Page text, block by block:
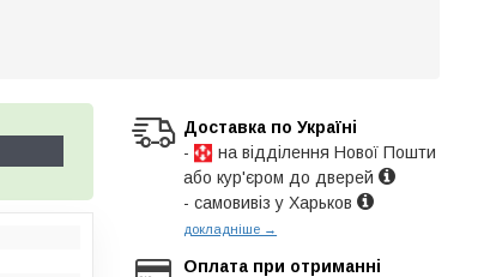
Доставка по Україні
-
на відділення Нової Пошти
або кур'єром до дверей
- самовивіз у Харьков
докладніше →
Оплата при отриманні